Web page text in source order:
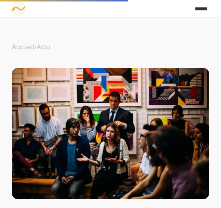
Accueil›Actu